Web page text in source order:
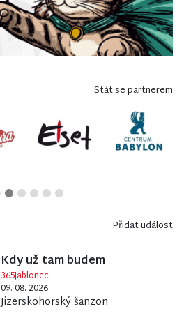
Stát se partnerem
Přidat událost
Kdy už tam budem
365Jablonec
09. 08. 2026
Jizerskohorský šanzon